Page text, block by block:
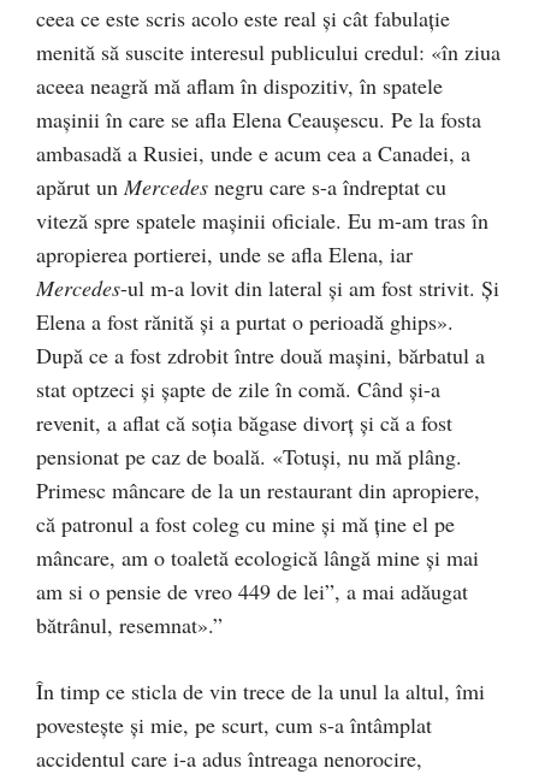
ceea ce este scris acolo este real și cât fabulație
menită să suscite interesul publicului credul: «în ziua
aceea neagră mă aflam în dispozitiv, în spatele
mașinii în care se afla Elena Ceaușescu. Pe la fosta
ambasadă a Rusiei, unde e acum cea a Canadei, a
apărut un Mercedes negru care s-a îndreptat cu
viteză spre spatele mașinii oficiale. Eu m-am tras în
apropierea portierei, unde se afla Elena, iar
Mercedes-ul m-a lovit din lateral și am fost strivit. Și
Elena a fost rănită și a purtat o perioadă ghips».
După ce a fost zdrobit între două mașini, bărbatul a
stat optzeci și șapte de zile în comă. Când și-a
revenit, a aflat că soția băgase divorț și că a fost
pensionat pe caz de boală. «Totuși, nu mă plâng.
Primesc mâncare de la un restaurant din apropiere,
că patronul a fost coleg cu mine și mă ține el pe
mâncare, am o toaletă ecologică lângă mine și mai
am si o pensie de vreo 449 de lei”, a mai adăugat
bătrânul, resemnat».”
În timp ce sticla de vin trece de la unul la altul, îmi
povestește și mie, pe scurt, cum s-a întâmplat
accidentul care i-a adus întreaga nenorocire,